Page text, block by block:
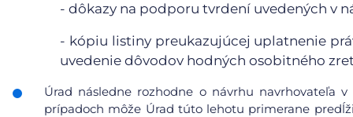
- dôkazy na podporu tvrdení uvedených v
- kópiu listiny preukazujúcej uplatnenie
uvedenie dôvodov hodných osobitného
Úrad následne rozhodne o návrhu navrhovateľa
prípadoch môže Úrad túto lehotu primerane